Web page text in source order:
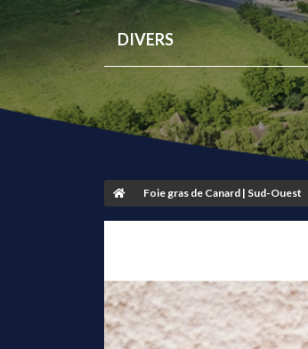
DIVERS
Foie gras de Canard | Sud-Ouest